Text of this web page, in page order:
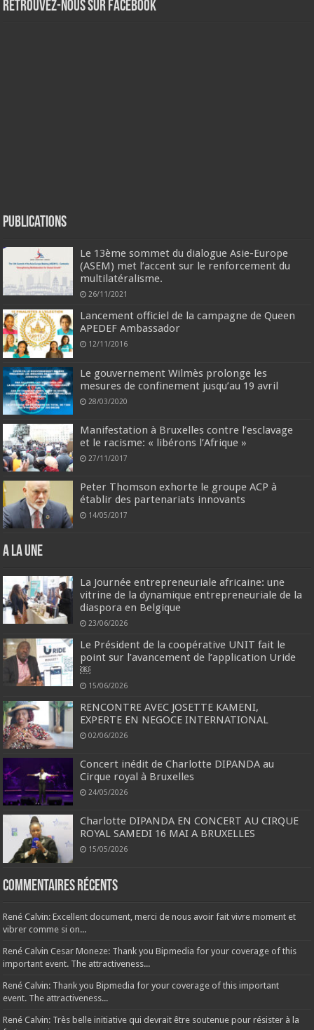
Retrouvez-nous sur Facebook
Publications
Le 13ème sommet du dialogue Asie-Europe
(ASEM) met l’accent sur le renforcement du
multilatéralisme.
26/11/2021
Lancement officiel de la campagne de Queen
APEDEF Ambassador
12/11/2016
Le gouvernement Wilmès prolonge les
mesures de confinement jusqu’au 19 avril
28/03/2020
Manifestation à Bruxelles contre l’esclavage
et le racisme: « libérons l’Afrique »
27/11/2017
Peter Thomson exhorte le groupe ACP à
établir des partenariats innovants
14/05/2017
A la une
La Journée entrepreneuriale africaine: une
vitrine de la dynamique entrepreneuriale de la
diaspora en Belgique
23/06/2026
Le Président de la coopérative UNIT fait le
point sur l’avancement de l’application Uride
￼
15/06/2026
RENCONTRE AVEC JOSETTE KAMENI,
EXPERTE EN NEGOCE INTERNATIONAL
02/06/2026
Concert inédit de Charlotte DIPANDA au
Cirque royal à Bruxelles
24/05/2026
Charlotte DIPANDA EN CONCERT AU CIRQUE
ROYAL SAMEDI 16 MAI A BRUXELLES
15/05/2026
Commentaires récents
René Calvin: Excellent document, merci de nous avoir fait vivre moment et
vibrer comme si on...
René Calvin Cesar Moneze: Thank you Bipmedia for your coverage of this
important event. The attractiveness...
René Calvin: Thank you Bipmedia for your coverage of this important
event. The attractiveness...
René Calvin: Très belle initiative qui devrait être soutenue pour résister à la